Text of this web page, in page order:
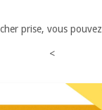
prise, vous
<